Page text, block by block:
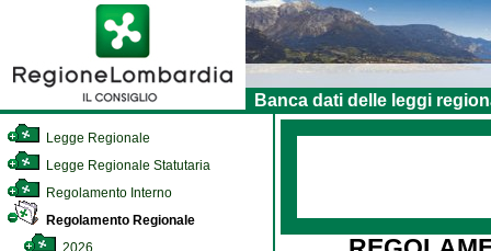
Banca dati delle leggi
Legge Regionale
Legge Regionale Statutaria
Regolamento Interno
Regolamento Regionale
2026